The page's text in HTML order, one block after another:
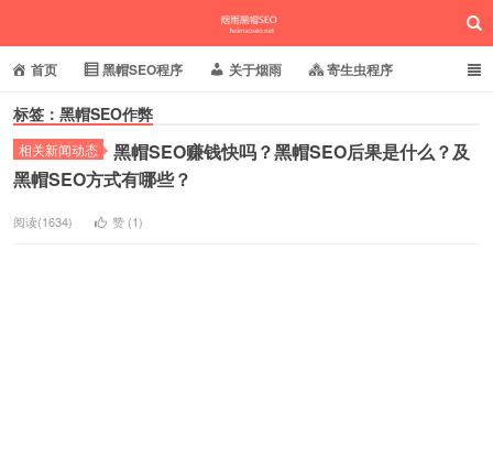
烟雨黑帽SEO
首页 黑帽SEO程序 关于烟雨 寄生虫程序
泛目录程序 蜘蛛池站群
批量养站程序 百度搜狗推送 网站域名快照
标签：黑帽SEO作弊
相关新闻动态
黑帽SEO赚钱快吗？黑帽SEO后果是什么？及
黑帽SEO方式有哪些？
阅读(1634) 赞 (1)